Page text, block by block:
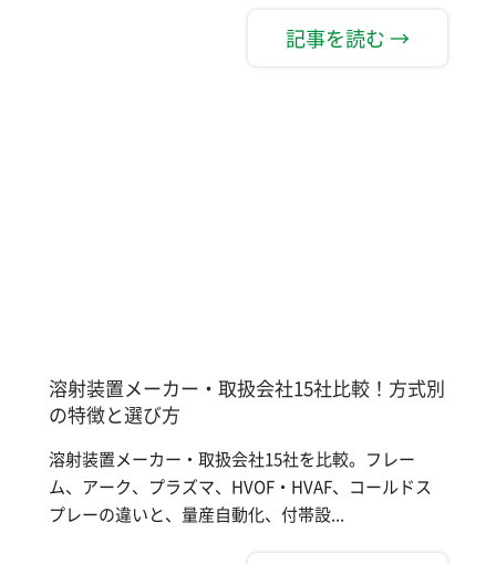
記事を読む →
溶射装置メーカー・取扱会社15社比較！方式別
の特徴と選び方
溶射装置メーカー・取扱会社15社を比較。フレー
ム、アーク、プラズマ、HVOF・HVAF、コールドス
プレーの違いと、量産自動化、付帯設...